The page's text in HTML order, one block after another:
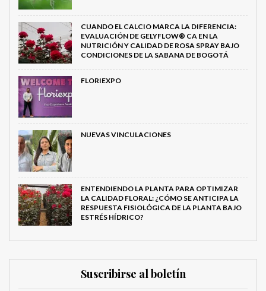
CUANDO EL CALCIO MARCA LA DIFERENCIA:
EVALUACIÓN DE GELYFLOW® CA EN LA
NUTRICIÓN Y CALIDAD DE ROSA SPRAY BAJO
CONDICIONES DE LA SABANA DE BOGOTÁ
FLORIEXPO
NUEVAS VINCULACIONES
ENTENDIENDO LA PLANTA PARA OPTIMIZAR
LA CALIDAD FLORAL: ¿CÓMO SE ANTICIPA LA
RESPUESTA FISIOLÓGICA DE LA PLANTA BAJO
ESTRÉS HÍDRICO?
Suscribirse al boletín